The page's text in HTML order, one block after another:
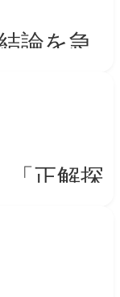
論を急
「正解探